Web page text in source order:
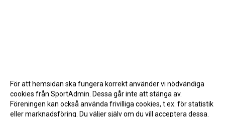
För att hemsidan ska fungera korrekt använder vi nödvändiga
cookies från SportAdmin. Dessa går inte att stänga av.
Föreningen kan också använda frivilliga cookies, t.ex. för statistik
eller marknadsföring. Du väljer själv om du vill acceptera dessa.